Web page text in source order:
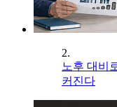
2.
노후 대비
커진다